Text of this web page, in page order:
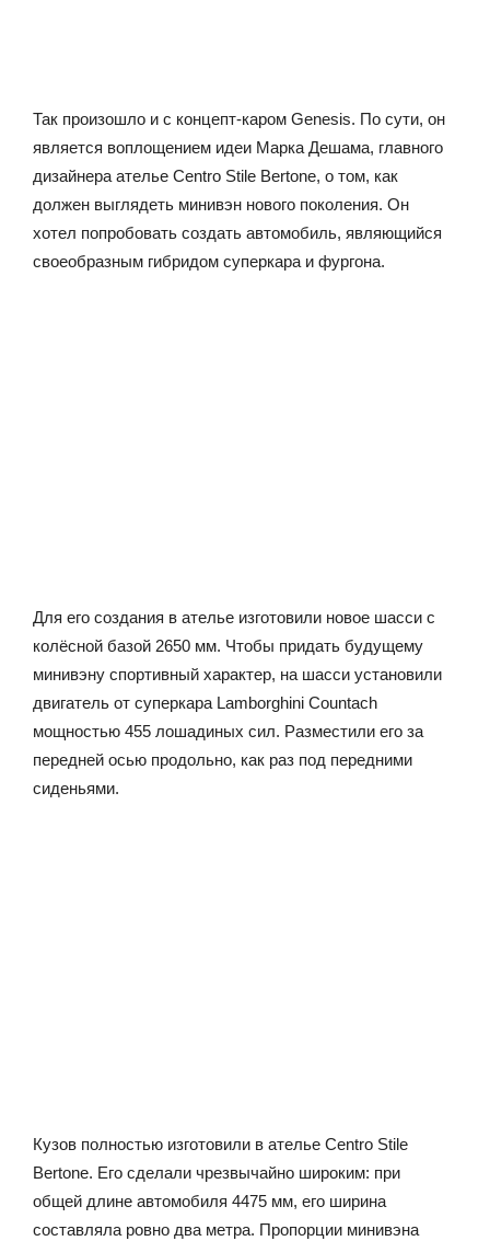
Так произошло и с концепт-каром Genesis. По сути, он
является воплощением идеи Марка Дешама, главного
дизайнера ателье Centro Stile Bertone, о том, как
должен выглядеть минивэн нового поколения. Он
хотел попробовать создать автомобиль, являющийся
своеобразным гибридом суперкара и фургона.
Для его создания в ателье изготовили новое шасси с
колёсной базой 2650 мм. Чтобы придать будущему
минивэну спортивный характер, на шасси установили
двигатель от суперкара Lamborghini Countach
мощностью 455 лошадиных сил. Разместили его за
передней осью продольно, как раз под передними
сиденьями.
Кузов полностью изготовили в ателье Centro Stile
Bertone. Его сделали чрезвычайно широким: при
общей длине автомобиля 4475 мм, его ширина
составляла ровно два метра. Пропорции минивэна